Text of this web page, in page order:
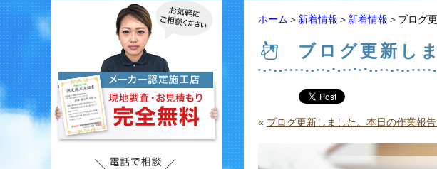
ホーム ＞ 新着情報 ＞ 新着情報 ＞ブログ
ブログ更新し
« ブログ更新しました。本日の作業報